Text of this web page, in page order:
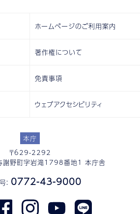
本庁
〒629-2292
謝野町字岩滝1798番地1 本庁舎
： 0772-43-9000
ホームページのご利用案内
著作権について
免責事項
ウェブアクセシビリティ